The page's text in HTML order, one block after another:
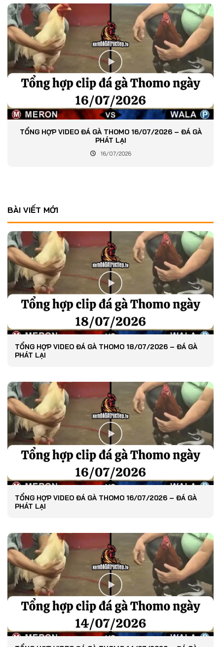
TỔNG HỢP VIDEO ĐÁ GÀ THOMO 16/07/2026 – ĐÁ GÀ
PHÁT LẠI
16/07/2026
BÀI VIẾT MỚI
TỔNG HỢP VIDEO ĐÁ GÀ THOMO 18/07/2026 – ĐÁ GÀ
PHÁT LẠI
TỔNG HỢP VIDEO ĐÁ GÀ THOMO 16/07/2026 – ĐÁ GÀ
PHÁT LẠI